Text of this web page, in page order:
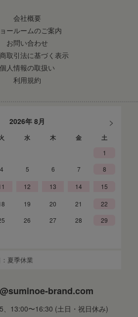
会社概要
ールームのご案内
お問い合わせ
取引法に基づく表示
個人情報の取扱い
利用規約
2026年 8月 >
水 木 金 土
1
4 5 6 7 8
12 13 14 15
19 20 21
22
26 27 28
29
夏季休業
brand.com
13:00〜16:30 (土日・祝日休み)